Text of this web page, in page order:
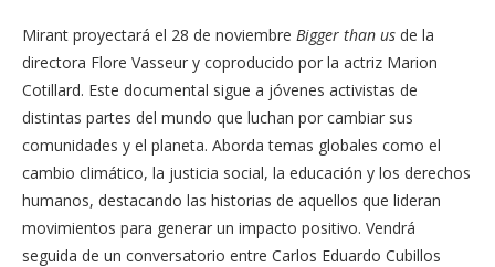
Mirant proyectará el 28 de noviembre Bigger than us de la
directora Flore Vasseur y coproducido por la actriz Marion
Cotillard. Este documental sigue a jóvenes activistas de
distintas partes del mundo que luchan por cambiar sus
comunidades y el planeta. Aborda temas globales como el
cambio climático, la justicia social, la educación y los derechos
humanos, destacando las historias de aquellos que lideran
movimientos para generar un impacto positivo. Vendrá
seguida de un conversatorio entre Carlos Eduardo Cubillos